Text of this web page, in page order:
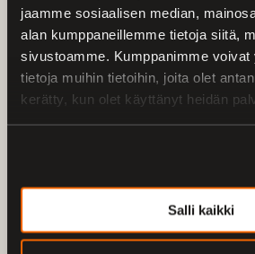
jaamme sosiaalisen median,
alan kumppaneillemme tietoja siitä,
sivustoamme. Kumppanimme voivat
tietoja muihin tietoihin, joita olet
kerätty, kun olet käyttänyt heidän
Salli kaikki